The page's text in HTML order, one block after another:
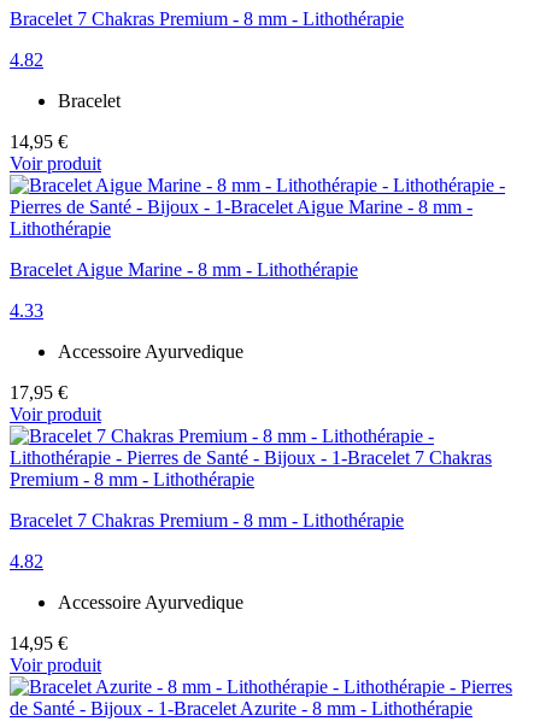
Bracelet 7 Chakras Premium - 8 mm - Lithothérapie
4.82
Bracelet
14,95 €
Voir produit
Bracelet Aigue Marine - 8 mm - Lithothérapie
4.33
Accessoire Ayurvedique
17,95 €
Voir produit
Bracelet 7 Chakras Premium - 8 mm - Lithothérapie
4.82
Accessoire Ayurvedique
14,95 €
Voir produit